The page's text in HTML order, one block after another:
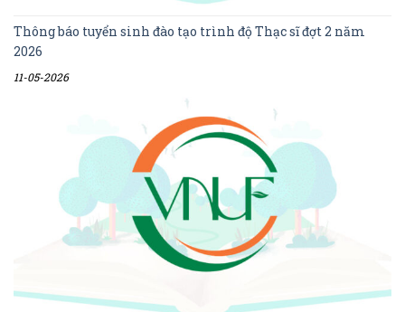
Thông báo tuyển sinh đào tạo trình độ Thạc sĩ đợt 2 năm
2026
11-05-2026